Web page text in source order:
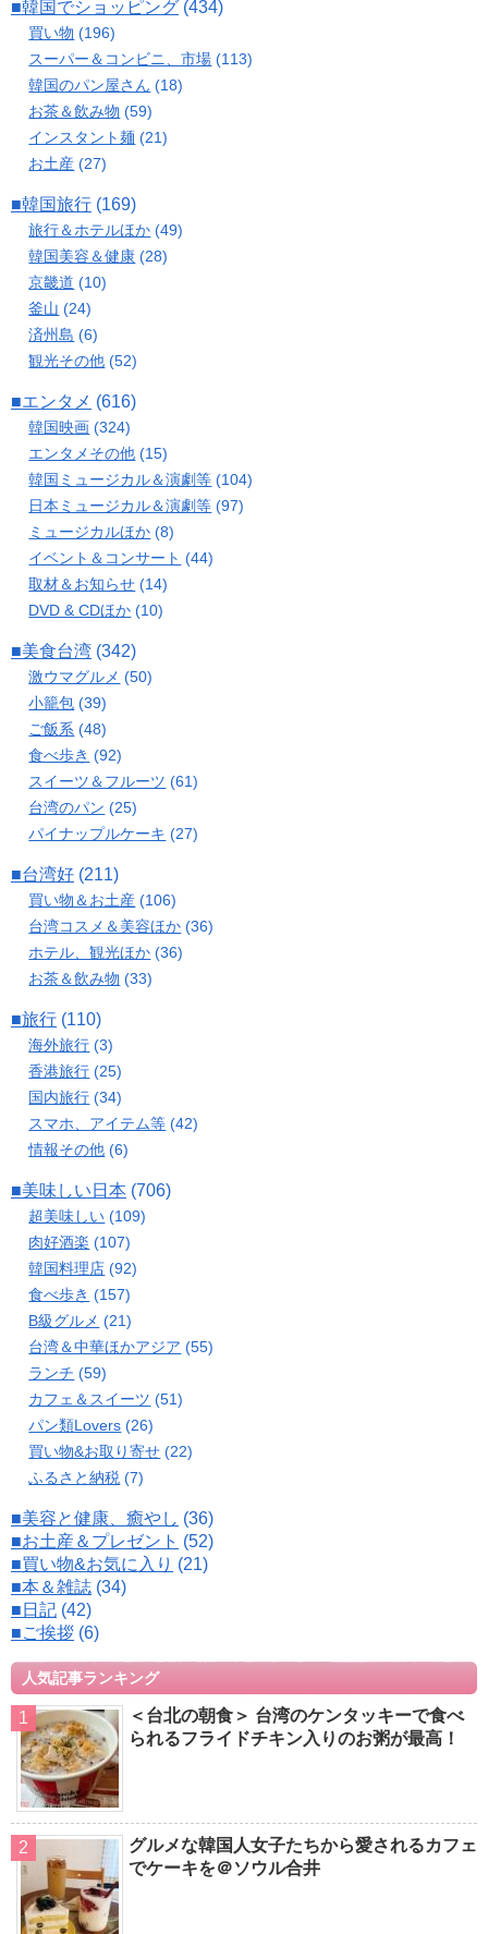
■韓国でショッピング (434)
買い物 (196)
スーパー＆コンビニ、市場 (113)
韓国のパン屋さん (18)
お茶＆飲み物 (59)
インスタント麺 (21)
お土産 (27)
■韓国旅行 (169)
旅行＆ホテルほか (49)
韓国美容＆健康 (28)
京畿道 (10)
釜山 (24)
済州島 (6)
観光その他 (52)
■エンタメ (616)
韓国映画 (324)
エンタメその他 (15)
韓国ミュージカル＆演劇等 (104)
日本ミュージカル＆演劇等 (97)
ミュージカルほか (8)
イベント＆コンサート (44)
取材＆お知らせ (14)
DVD & CDほか (10)
■美食台湾 (342)
激ウマグルメ (50)
小籠包 (39)
ご飯系 (48)
食べ歩き (92)
スイーツ＆フルーツ (61)
台湾のパン (25)
パイナップルケーキ (27)
■台湾好 (211)
買い物＆お土産 (106)
台湾コスメ＆美容ほか (36)
ホテル、観光ほか (36)
お茶＆飲み物 (33)
■旅行 (110)
海外旅行 (3)
香港旅行 (25)
国内旅行 (34)
スマホ、アイテム等 (42)
情報その他 (6)
■美味しい日本 (706)
超美味しい (109)
肉好酒楽 (107)
韓国料理店 (92)
食べ歩き (157)
B級グルメ (21)
台湾＆中華ほかアジア (55)
ランチ (59)
カフェ＆スイーツ (51)
パン類Lovers (26)
買い物&お取り寄せ (22)
ふるさと納税 (7)
■美容と健康、癒やし (36)
■お土産＆プレゼント (52)
■買い物&お気に入り (21)
■本＆雑誌 (34)
■日記 (42)
■ご挨拶 (6)
人気記事ランキング
＜台北の朝食＞ 台湾のケンタッキーで食べ
られるフライドチキン入りのお粥が最高！
グルメな韓国人女子たちから愛されるカフェ
でケーキを＠ソウル合井